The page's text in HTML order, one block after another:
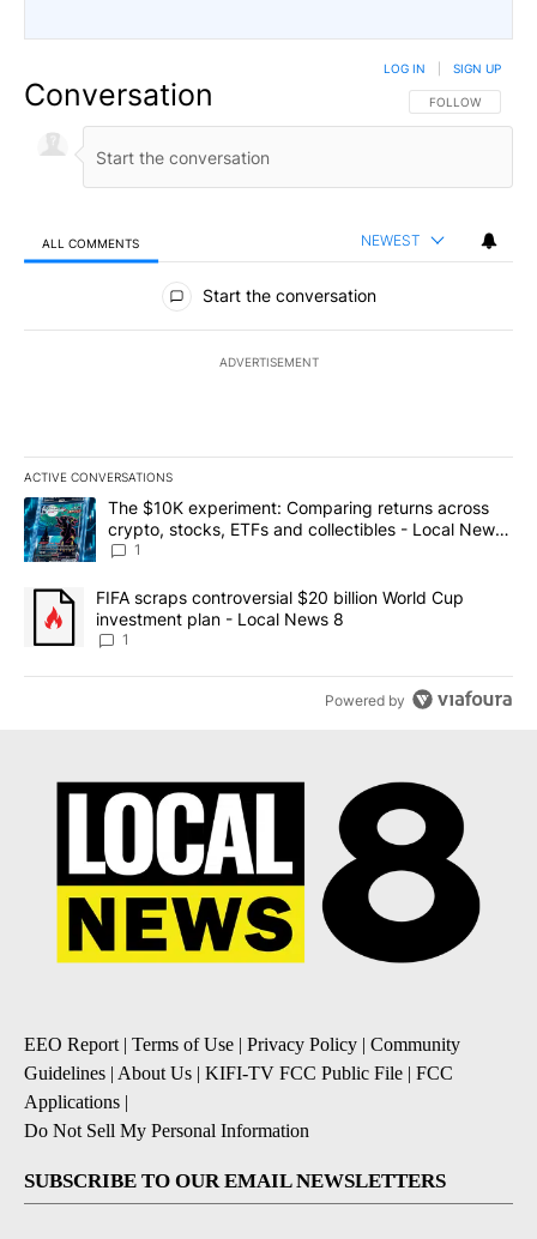
Conversation FOLLOW THIS
FOLLOW
LOG IN SIGN UP
ALL COMMENTS NEWEST
All Comments
Start the conversation
ADVERTISEMENT
ACTIVE CONVERSATIONS
The following is a list of the most commented articles in the last
A trending article titled "The $10K experiment: Comparing
The $10K experiment: Comparing returns across
crypto, stocks, ETFs and collectibles - Local News
8
1
A trending article titled "FIFA scraps controversial $20 billion
FIFA scraps controversial $20 billion World Cup
investment plan - Local News 8
1
Powered by
EEO Report | Terms of Use | Privacy Policy | Community
Guidelines | About Us | KIFI-TV FCC Public File | FCC
Applications |
Do Not Sell My Personal Information
SUBSCRIBE TO OUR EMAIL NEWSLETTERS